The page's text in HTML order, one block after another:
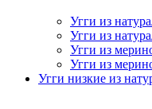
Угги из
Угги из
Угги из
Угги из
Угги низкие из